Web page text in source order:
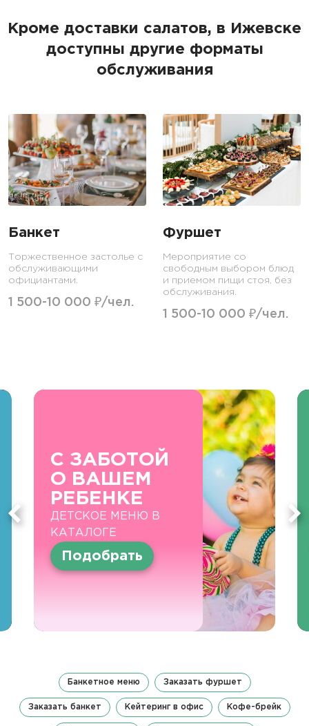
Кроме доставки салатов, в Ижевске
доступны другие форматы
обслуживания
Банкет
Торжественное застолье с
обслуживающими
официантами.
1 500-10 000 ₽/чел.
Фуршет
Мероприятие со
свободным выбором блюд
и приемом пищи стоя, без
обслуживания.
1 500-10 000 ₽/чел.
С ЗАБОТОЙ
О ВАШЕМ
РЕБЕНКЕ
ДЕТСКОЕ МЕНЮ В
КАТАЛОГЕ
Подобрать
Банкетное меню Заказать фуршет
Заказать банкет Кейтеринг в офис Кофе-брейк